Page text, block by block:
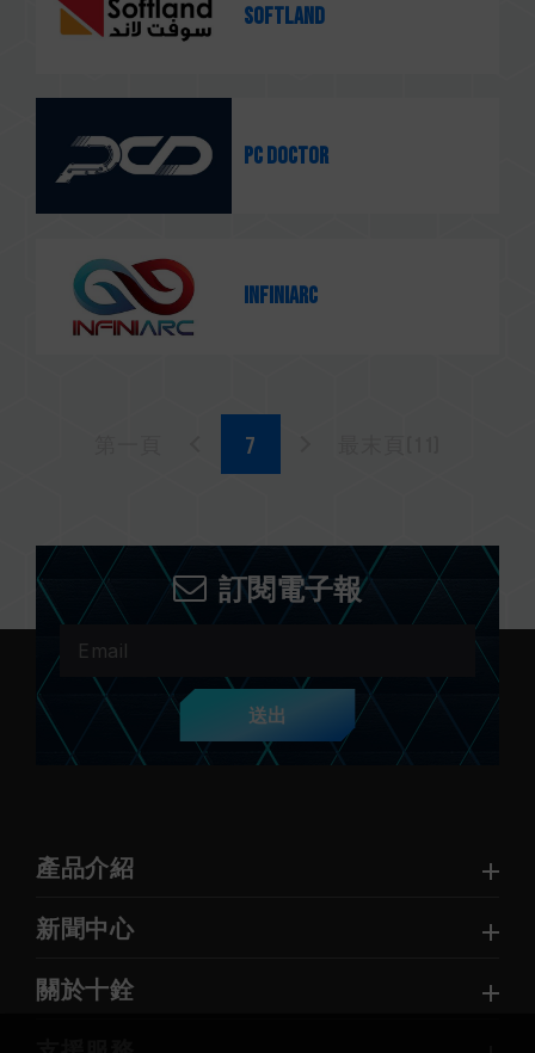
Softland
PC Doctor
Infiniarc
訂閱電子報
送出
產品介紹
新聞中心
關於十銓